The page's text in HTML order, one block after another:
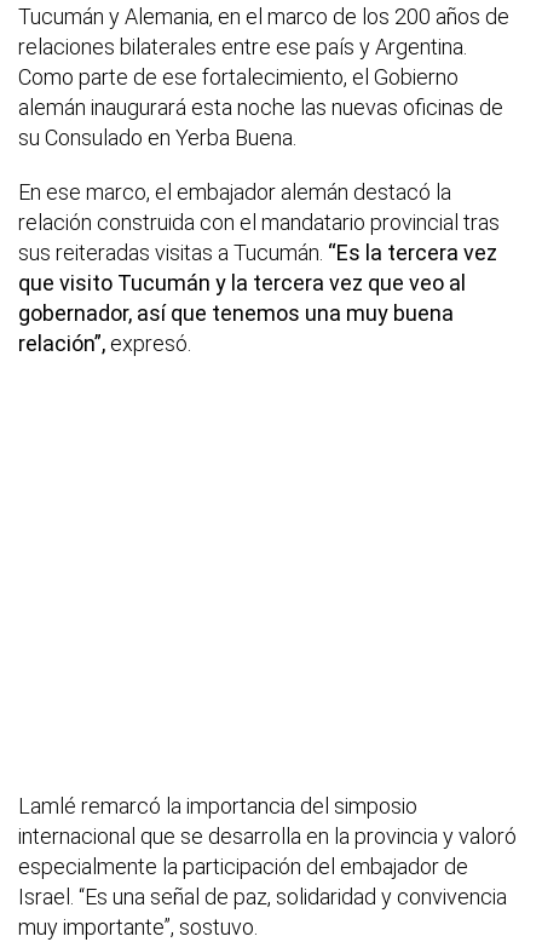
Tucumán y Alemania, en el marco de los 200 años de
relaciones bilaterales entre ese país y Argentina.
Como parte de ese fortalecimiento, el Gobierno
alemán inaugurará esta noche las nuevas oficinas de
su Consulado en Yerba Buena.
En ese marco, el embajador alemán destacó la
relación construida con el mandatario provincial tras
sus reiteradas visitas a Tucumán. “Es la tercera vez
que visito Tucumán y la tercera vez que veo al
gobernador, así que tenemos una muy buena
relación”, expresó.
Lamlé remarcó la importancia del simposio
internacional que se desarrolla en la provincia y valoró
especialmente la participación del embajador de
Israel. “Es una señal de paz, solidaridad y convivencia
muy importante”, sostuvo.